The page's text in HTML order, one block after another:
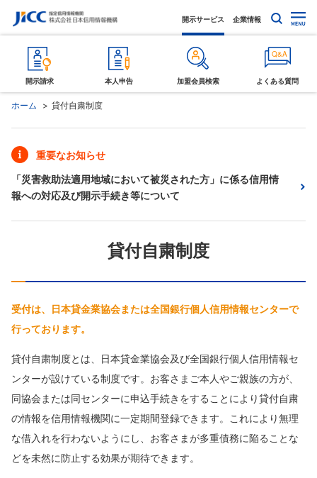
開示サービス 企業情報
開示請求 本人申告 加盟会員検索 よくある質問
ホーム 貸付自粛制度
重要なお知らせ
「災害救助法適用地域において被災された方」に係る信用情
報への対応及び開示手続き等について
貸付自粛制度
受付は、日本貸金業協会または全国銀行個人信用情報センターで
行っております。
貸付自粛制度とは、日本貸金業協会及び全国銀行個人信用情報セ
ンターが設けている制度です。お客さまご本人やご親族の方が、
同協会または同センターに申込手続きをすることにより貸付自粛
の情報を信用情報機関に一定期間登録できます。これにより無理
な借入れを行わないようにし、お客さまが多重債務に陥ることな
どを未然に防止する効果が期待できます。